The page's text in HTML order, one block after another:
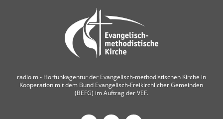
radio m ‐ Hörfunkagentur der Evangelisch-methodistischen Kirche in
Kooperation mit dem Bund Evangelisch-Freikirchlicher Gemeinden
(BEFG) im Auftrag der VEF.